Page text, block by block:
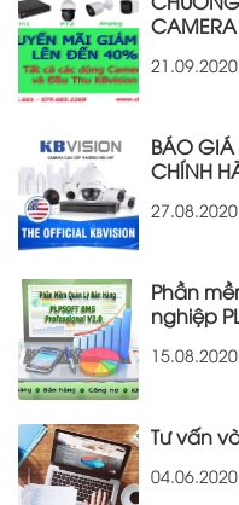
CAMERA
21.09.2020
BÁO GIÁ
CHÍNH
27.08.2020
Phần
nghiệp
15.08.2020
Tư vấn
04.06.2020